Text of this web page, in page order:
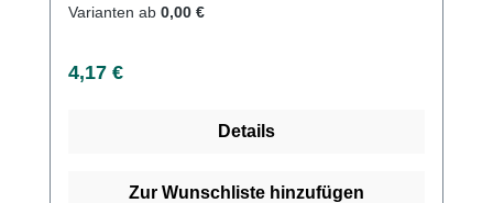
DruckstellenReinigung von
Baumwolle 17-fädiges Baumwollgewebe und
14079Eigenschaften:eingeschlagene
Randfäden dichte Webstruktur hohe
Varianten ab 0,00 €
Regulärer Preis:
4,17 €
Details
Zur Wunschliste hinzufügen